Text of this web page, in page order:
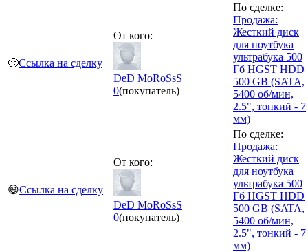
🙂Ссылка на сделку
От кого:
DeD MoRoSsS
0(покупатель)
По сделке:
Продажа:
Жесткий диск
для ноутбука
ультрабука 500
Гб HGST HDD
500 GB (SATA,
5400 об/мин,
2.5", тонкий - 7
мм)
😄Ссылка на сделку
От кого:
DeD MoRoSsS
0(покупатель)
По сделке:
Продажа:
Жесткий диск
для ноутбука
ультрабука 500
Гб HGST HDD
500 GB (SATA,
5400 об/мин,
2.5", тонкий - 7
мм)